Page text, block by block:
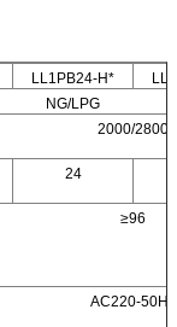
LL1PB24-H*
NG/LPG
2000/2800
24
≥96
AC220-50Hz